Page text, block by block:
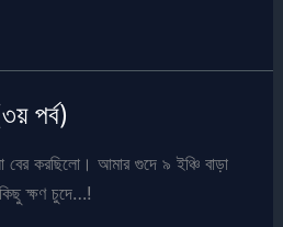
পর্ব)
বের করছিলো। আমার গুদে ৯ ইঞ্চি বাড়া
ক্ষণ চুদে…!